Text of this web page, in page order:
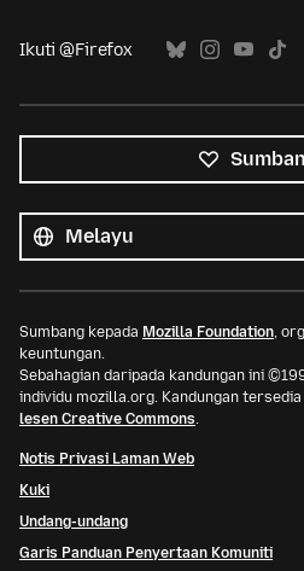
Ikuti @Firefox
bahasa
Bahasa
Sumbang kepada Mozilla Foundation,
keuntungan.
Sebahagian daripada kandungan ini
individu mozilla.org. Kandungan tersedia
lesen Creative Commons.
Notis Privasi Laman Web
Kuki
Undang-undang
Garis Panduan Penyertaan Komuniti